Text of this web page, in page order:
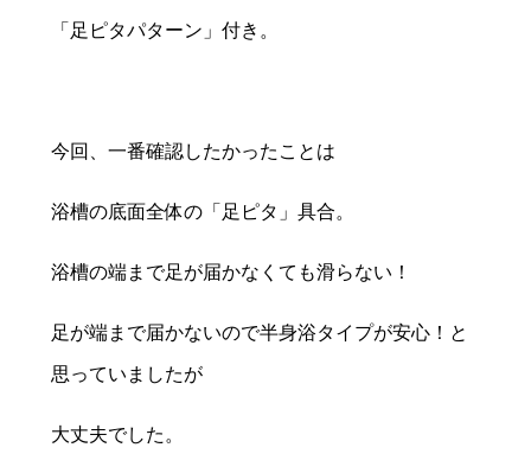
「足ピタパターン」付き。
今回、一番確認したかったことは
浴槽の底面全体の「足ピタ」具合。
浴槽の端まで足が届かなくても滑らない！
足が端まで届かないので半身浴タイプが安心！と
思っていましたが
大丈夫でした。